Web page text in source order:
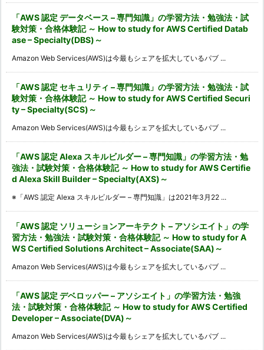
「AWS 認定 データベース – 専門知識」の学習方法・勉強法・試
験対策・合格体験記 ～ How to study for AWS Certified Datab
ase – Specialty(DBS)～
Amazon Web Services(AWS)は今最もシェアを拡大しているパブ ...
「AWS 認定 セキュリティ – 専門知識」の学習方法・勉強法・試
験対策・合格体験記 ～ How to study for AWS Certified Securi
ty – Specialty(SCS)～
Amazon Web Services(AWS)は今最もシェアを拡大しているパブ ...
「AWS 認定 Alexa スキルビルダー – 専門知識」の学習方法・勉
強法・試験対策・合格体験記 ～ How to study for AWS Certifie
d Alexa Skill Builder – Specialty(AXS)～
※「AWS 認定 Alexa スキルビルダー – 専門知識」は2021年3月22 ...
「AWS 認定 ソリューションアーキテクト – アソシエイト」の学
習方法・勉強法・試験対策・合格体験記 ～ How to study for A
WS Certified Solutions Architect – Associate(SAA)～
Amazon Web Services(AWS)は今最もシェアを拡大しているパブ ...
「AWS 認定 デベロッパー – アソシエイト」の学習方法・勉強
法・試験対策・合格体験記 ～ How to study for AWS Certified
Developer – Associate(DVA)～
Amazon Web Services(AWS)は今最もシェアを拡大しているパブ ...